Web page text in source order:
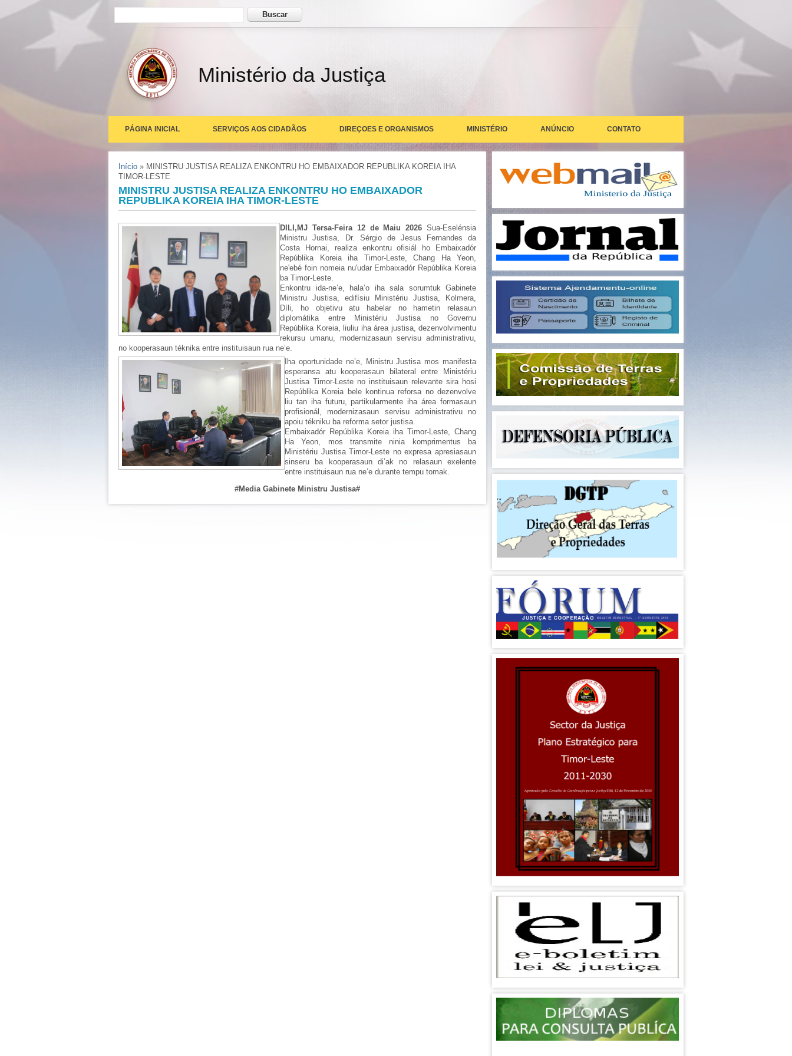
Formulário de busca Buscar
Ministério da Justiça
PÁGINA INICIAL SERVIÇOS AOS CIDADÃOS DIREÇOES E ORGANISMOS MINISTÉRIO ANÚNCIO CONTATO
Você está aqui
Início » MINISTRU JUSTISA REALIZA ENKONTRU HO EMBAIXADOR REPUBLIKA KOREIA IHA
TIMOR-LESTE
MINISTRU JUSTISA REALIZA ENKONTRU HO EMBAIXADOR
REPUBLIKA KOREIA IHA TIMOR-LESTE
DILI,MJ Tersa-Feira 12 de Maiu 2026 Sua-Eselénsia
Ministru Justisa, Dr. Sérgio de Jesus Fernandes da
Costa Hornai, realiza enkontru ofisiál ho Embaixadór
Repúblika Koreia iha Timor-Leste, Chang Ha Yeon,
ne'ebé foin nomeia nu'udar Embaixadór Repúblika Koreia
ba Timor-Leste.
Enkontru ida-ne’e, hala’o iha sala sorumtuk Gabinete
Ministru Justisa, edifísiu Ministériu Justisa, Kolmera,
Díli, ho objetivu atu habelar no hametin relasaun
diplomátika entre Ministériu Justisa no Governu
Repúblika Koreia, liuliu iha área justisa, dezenvolvimentu
rekursu umanu, modernizasaun servisu administrativu,
no kooperasaun téknika entre instituisaun rua ne’e.
Iha oportunidade ne’e, Ministru Justisa mos manifesta
esperansa atu kooperasaun bilateral entre Ministériu
Justisa Timor-Leste no instituisaun relevante sira hosi
Repúblika Koreia bele kontinua reforsa no dezenvolve
liu tan iha futuru, partikularmente iha área formasaun
profisionál, modernizasaun servisu administrativu no
apoiu tékniku ba reforma setor justisa.
Embaixadór Repúblika Koreia iha Timor-Leste, Chang
Ha Yeon, mos transmite ninia komprimentus ba
Ministériu Justisa Timor-Leste no expresa apresiasaun
sinseru ba kooperasaun di’ak no relasaun exelente
entre instituisaun rua ne’e durante tempu tomak.
#Media Gabinete Ministru Justisa#